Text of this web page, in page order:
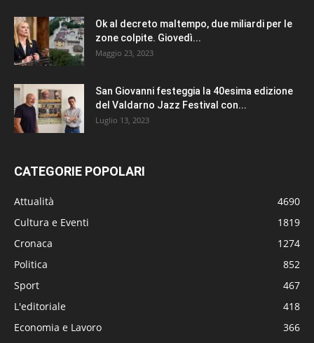
Ok al decreto maltempo, due miliardi per le
zone colpite. Giovedì...
Maggio 23, 2023
San Giovanni festeggia la 40esima edizione
del Valdarno Jazz Festival con...
Luglio 13, 2023
CATEGORIE POPOLARI
Attualità
4690
Cultura e Eventi
1819
Cronaca
1274
Politica
852
Sport
467
L'editoriale
418
Economia e Lavoro
366